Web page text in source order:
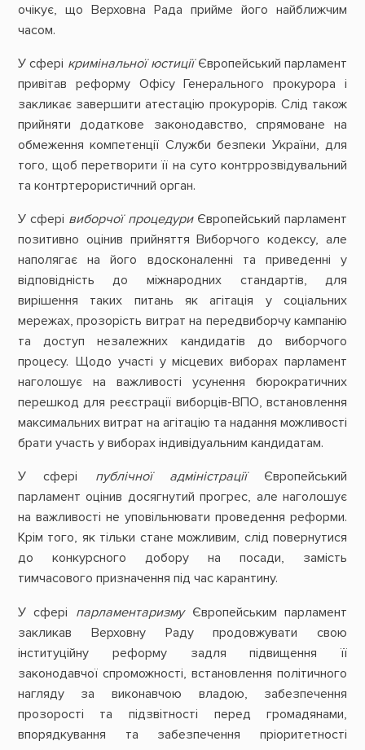
очікує, що Верховна Рада прийме його найближчим
часом.
У сфері кримінальної юстиціїЄвропейський парламент
привітав реформу Офісу Генерального прокурора і
закликає завершити атестацію прокурорів. Слід також
прийняти додаткове законодавство, спрямоване на
обмеження компетенції Служби безпеки України, для
того, щоб перетворити її на суто контррозвідувальний
та контртерористичний орган.
У сфері виборчої процедуриЄвропейський парламент
позитивно оцінив прийняття Виборчого кодексу, але
наполягає на його вдосконаленні та приведенні у
відповідність до міжнародних стандартів, для
вирішення таких питань як агітація у соціальних
мережах, прозорість витрат на передвиборчу кампанію
та доступ незалежних кандидатів до виборчого
процесу. Щодо участі у місцевих виборах парламент
наголошує на важливості усунення бюрократичних
перешкод для реєстрації виборців-ВПО, встановлення
максимальних витрат на агітацію та надання можливості
брати участь у виборах індивідуальним кандидатам.
У сфері публічної адміністраціїЄвропейський
парламент оцінив досягнутий прогрес, але наголошує
на важливості не уповільнювати проведення реформи.
Крім того, як тільки стане можливим, слід повернутися
до конкурсного добору на посади, замість
тимчасового призначення під час карантину.
У сфері парламентаризмуЄвропейським парламент
закликав Верховну Раду продовжувати свою
інституційну реформу задля підвищення її
законодавчої спроможності, встановлення політичного
нагляду за виконавчою владою, забезпечення
прозорості та підзвітності перед громадянами,
впорядкування та забезпечення пріоритетності